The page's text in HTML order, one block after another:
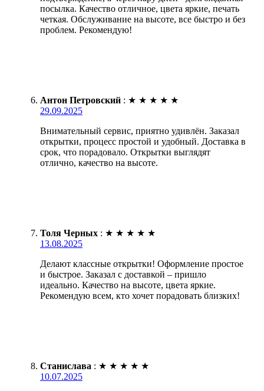
посылка. Качество отличное, цвета яркие, печать
четкая. Обслуживание на высоте, все быстро и без
проблем. Рекомендую!
Антон Петровский : ★ ★ ★ ★ ★
29.09.2025
Внимательный сервис, приятно удивлён. Заказал
открытки, процесс простой и удобный. Доставка в
срок, что порадовало. Открытки выглядят
отлично, качество на высоте.
Толя Черных : ★ ★ ★ ★ ★
13.08.2025
Делают классные открытки! Оформление простое
и быстрое. Заказал с доставкой – пришло
идеально. Качество на высоте, цвета яркие.
Рекомендую всем, кто хочет порадовать близких!
Станислава : ★ ★ ★ ★ ★
10.07.2025